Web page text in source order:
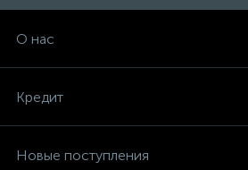
О нас
Кредит
Новые поступления